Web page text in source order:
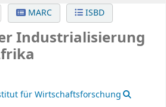
MARC ISBD
Industrialisierung
für Wirtschaftsforschung